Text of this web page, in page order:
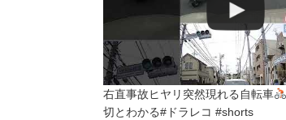
右直事故ヒヤリ突然現れる自転車
切とわかる#ドラレコ #shorts